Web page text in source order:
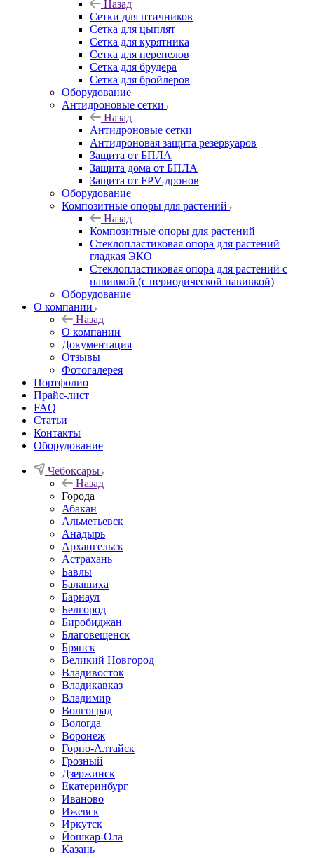
Назад
Сетки для птичников
Сетка для цыплят
Сетка для курятника
Сетка для перепелов
Сетка для брудера
Сетка для бройлеров
Оборудование
Антидроновые сетки
Назад
Антидроновые сетки
Антидроновая защита резервуаров
Защита от БПЛА
Защита дома от БПЛА
Защита от FPV-дронов
Оборудование
Композитные опоры для растений
Назад
Композитные опоры для растений
Стеклопластиковая опора для растений
гладкая ЭКО
Стеклопластиковая опора для растений с
навивкой (с периодической навивкой)
Оборудование
О компании
Назад
О компании
Документация
Отзывы
Фотогалерея
Портфолио
Прайс-лист
FAQ
Статьи
Контакты
Оборудование
Чебоксары
Назад
Города
Абакан
Альметьевск
Анадырь
Архангельск
Астрахань
Бавлы
Балашиха
Барнаул
Белгород
Биробиджан
Благовещенск
Брянск
Великий Новгород
Владивосток
Владикавказ
Владимир
Волгоград
Вологда
Воронеж
Горно-Алтайск
Грозный
Дзержинск
Екатеринбург
Иваново
Ижевск
Иркутск
Йошкар-Ола
Казань